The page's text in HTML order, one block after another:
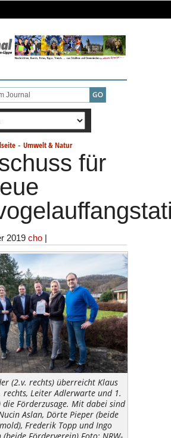
- Umwelt & Natur
für
2019 cho |
(2.v. rechts) überreicht Klaus
rechts, Leiter Adlerwarte und 1.
die Förderzusage. Mit dabei sind
Aslan, Dörte Pieper (beide
Frederik Topp und Ingo
Förderverein).Foto: NRW-